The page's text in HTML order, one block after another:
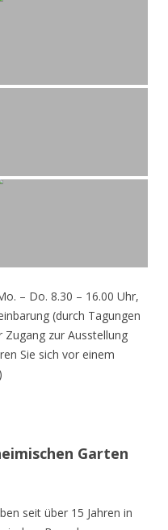
– Do. 8.30 – 16.00 Uhr,
(durch Tagungen
zur Ausstellung
Sie sich vor einem
Garten
seit über 15 Jahren in